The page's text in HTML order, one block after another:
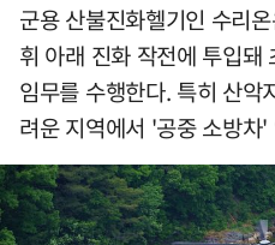
군용 산불진화헬기인 수리
휘 아래 진화 작전에 투입돼
임무를 수행한다. 특히 산악
려운 지역에서 '공중 소방차